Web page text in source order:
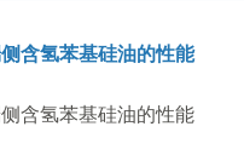
含氢苯基硅油的性能
含氢苯基硅油的性能